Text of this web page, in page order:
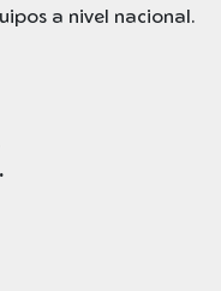
a nivel nacional.